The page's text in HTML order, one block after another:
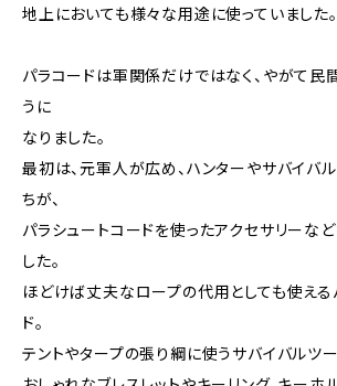
地上においても様々な用途に使っていました。
パラコードは軍関係だけではなく、やがて民
うに
なりました。
最初は、元軍人が広め、ハンターやサバイバ
ちが、
パラシュートコードを使ったアクセサリーな
した。
ほどけば丈夫なロープの代用としても使える
ド。
テントやタープの張り綱に使うサバイバルツ